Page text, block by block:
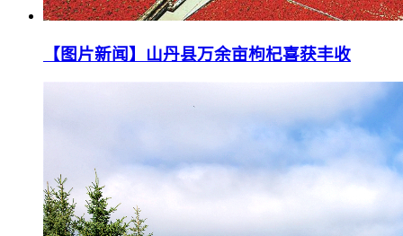
【图片新闻】山丹县万余亩枸杞喜获丰收